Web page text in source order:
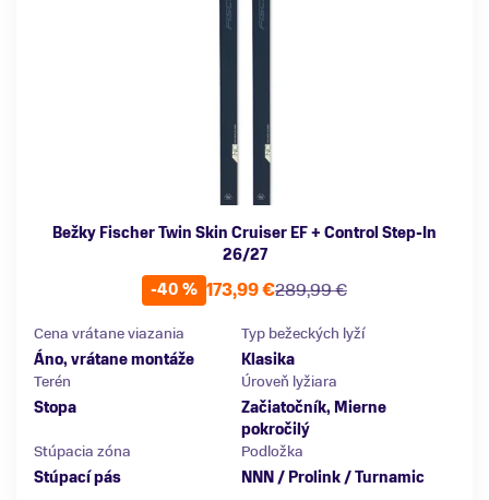
Bežky Fischer Twin Skin Cruiser EF + Control Step-In
26/27
-40 %
289,99 €
173,99 €
Cena vrátane viazania
Áno, vrátane montáže
Typ bežeckých lyží
Klasika
Terén
Stopa
Úroveň lyžiara
Začiatočník, Mierne
pokročilý
Stúpacia zóna
Stúpací pás
Podložka
NNN / Prolink / Turnamic